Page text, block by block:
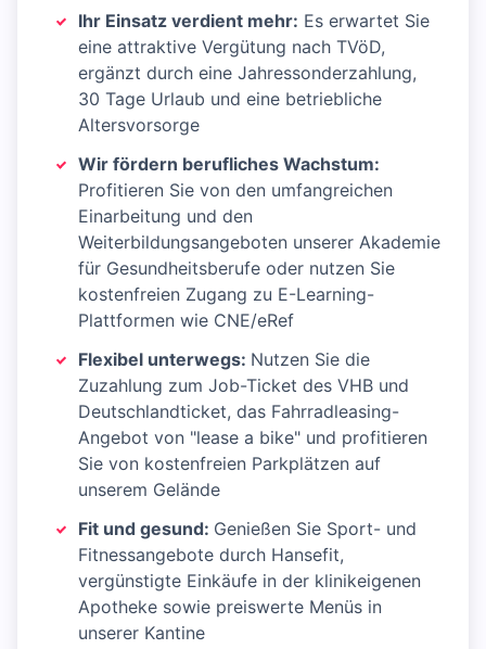
Ihr Einsatz verdient mehr: Es erwartet Sie
eine attraktive Vergütung nach TVöD,
ergänzt durch eine Jahressonderzahlung,
30 Tage Urlaub und eine betriebliche
Altersvorsorge
Wir fördern berufliches Wachstum:
Profitieren Sie von den umfangreichen
Einarbeitung und den
Weiterbildungsangeboten unserer Akademie
für Gesundheitsberufe oder nutzen Sie
kostenfreien Zugang zu E-Learning-
Plattformen wie CNE/eRef
Flexibel unterwegs: Nutzen Sie die
Zuzahlung zum Job-Ticket des VHB und
Deutschlandticket, das Fahrradleasing-
Angebot von "lease a bike" und profitieren
Sie von kostenfreien Parkplätzen auf
unserem Gelände
Fit und gesund: Genießen Sie Sport- und
Fitnessangebote durch Hansefit,
vergünstigte Einkäufe in der klinikeigenen
Apotheke sowie preiswerte Menüs in
unserer Kantine